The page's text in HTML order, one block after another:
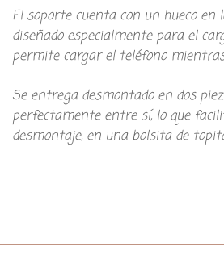
El soporte cuenta con un hueco
diseñado especialmente para el
permite cargar el teléfono
Se entrega desmontado en dos
perfectamente entre sí, lo que
desmontaje, en una bolsita de